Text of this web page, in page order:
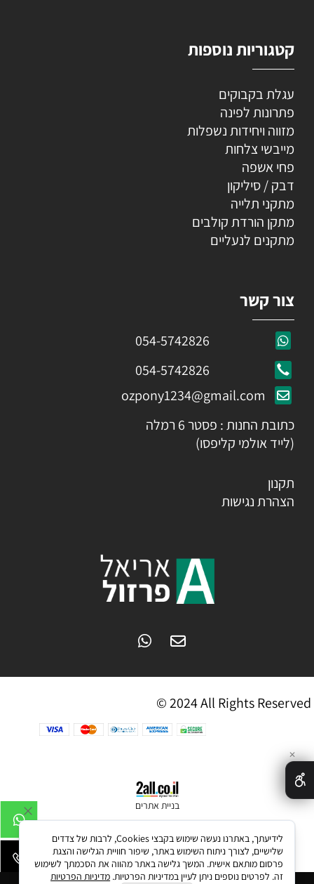
קטגוריות נוספות
עגלת בקבוקים
פתרונות לפינה
מזווה ויחידות נשפלות
מייבשי צלחות
פחי אשפה
דבק / סיליקון
מתקני תלייה
מתקן הורדת קולבים
מתקנים לנעליים
צור קשר
054-5742826
054-5742826
ozpony1234@gmail.com
כתובת החנות : פסטר 6 רמלה
(לייד אולמי קליפסו)
תקנון
הצהרת נגישות
© 2024 All Rights Reserved
בניית אתרים
✕
לידיעתך, באתרנו נעשה שימוש בקבצי Cookies, לרבות של צדדים
שלישיים, לצורך ניתוח השימוש באתר, שיפור חוויית הגלישה והצגת
פרסום מותאם אישית. המשך גלישה באתר מהווה את הסכמתך לשימוש
זה. לפרטים נוספים ניתן לעיין במדיניות הפרטיות. מדיניות הפרטיות